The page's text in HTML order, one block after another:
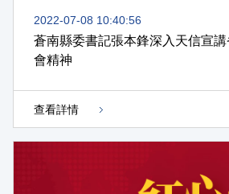
2022-07-08 10:40:56
蒼南縣委書記張本鋒深入天信宣
會精神
查看詳情